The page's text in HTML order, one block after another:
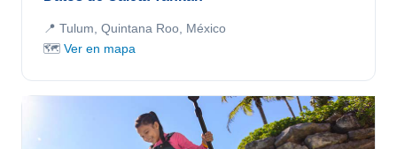
📍 Tulum, Quintana Roo, México
🗺️ Ver en mapa